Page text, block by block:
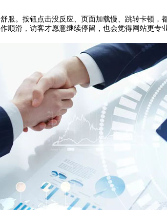
服。按钮点击没反应、页面加载慢、跳转卡顿
滑，访客才愿意继续停留，也会觉得网站更专